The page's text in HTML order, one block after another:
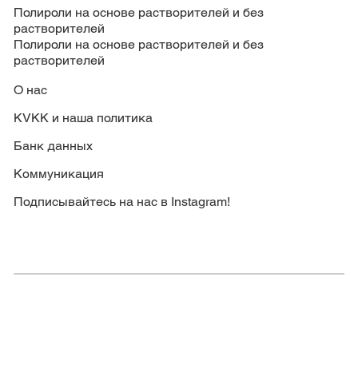
Полироли на основе растворителей и без
растворителей
Полироли на основе растворителей и без
растворителей
О нас
KVKK и наша политика
Банк данных
Коммуникация
Подписывайтесь на нас в Instagram!